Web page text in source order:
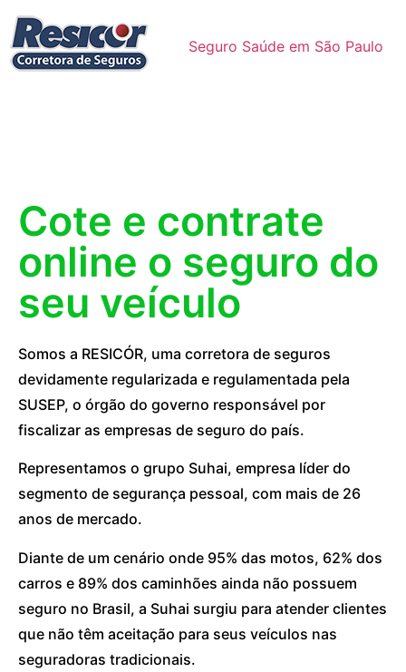
Seguro Saúde em São Paulo
Cote e contrate
online o seguro do
seu veículo
Somos a RESICÓR, uma corretora de seguros
devidamente regularizada e regulamentada pela
SUSEP, o órgão do governo responsável por
fiscalizar as empresas de seguro do país.
Representamos o grupo Suhai, empresa líder do
segmento de segurança pessoal, com mais de 26
anos de mercado.
Diante de um cenário onde 95% das motos, 62% dos
carros e 89% dos caminhões ainda não possuem
seguro no Brasil, a Suhai surgiu para atender clientes
que não têm aceitação para seus veículos nas
seguradoras tradicionais.